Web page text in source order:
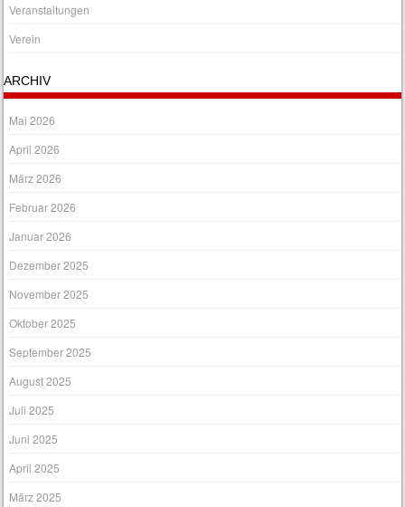
Veranstaltungen
Verein
ARCHIV
Mai 2026
April 2026
März 2026
Februar 2026
Januar 2026
Dezember 2025
November 2025
Oktober 2025
September 2025
August 2025
Juli 2025
Juni 2025
April 2025
März 2025